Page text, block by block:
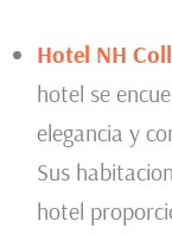
Hotel NH
hotel se
elegancia y
Sus
hotel